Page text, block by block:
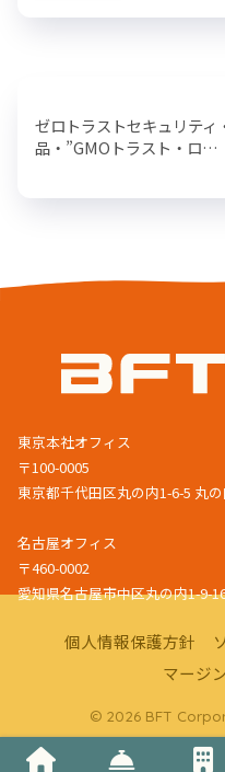
ゼロトラストセキュリティ
品・”GMOトラスト・ロ…
東京本社オフィス
〒100-0005
東京都千代田区丸の内1-6-5 丸
名古屋オフィス
〒460-0002
愛知県名古屋市中区丸の内1-9-
個人情報保護方針
マージ
© 2026 BFT